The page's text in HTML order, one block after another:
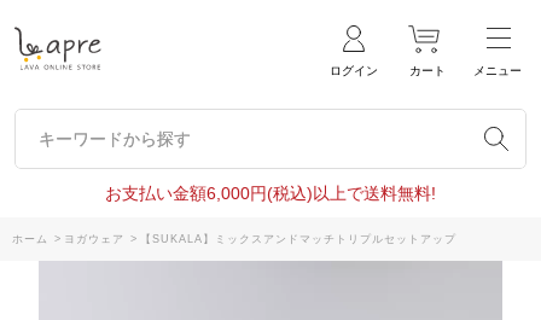
ログイン カート メニュー
キーワードから探す
キーワードから探す
お支払い金額6,000円(税込)以上で送料無料!
ホーム > ヨガウェア > 【SUKALA】ミックスアンドマッチトリプルセットアップ